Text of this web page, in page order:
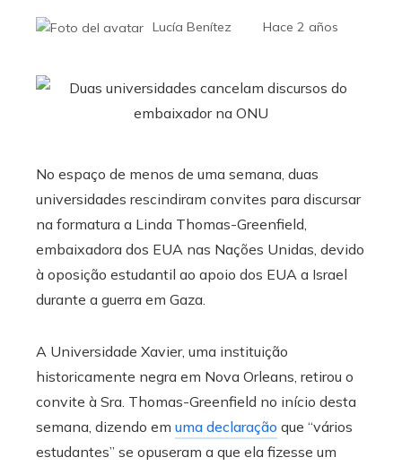
Lucía Benítez Hace 2 años
No espaço de menos de uma semana, duas
universidades rescindiram convites para discursar
na formatura a Linda Thomas-Greenfield,
embaixadora dos EUA nas Nações Unidas, devido
à oposição estudantil ao apoio dos EUA a Israel
durante a guerra em Gaza.
A Universidade Xavier, uma instituição
historicamente negra em Nova Orleans, retirou o
convite à Sra. Thomas-Greenfield no início desta
semana, dizendo em uma declaração que “vários
estudantes” se opuseram a que ela fizesse um